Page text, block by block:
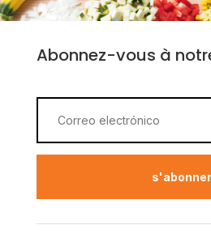
Abonnez-vous à
s'abonner